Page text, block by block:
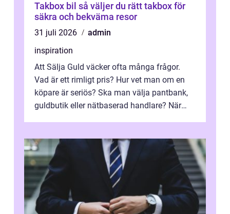
Takbox bil så väljer du rätt takbox för
säkra och bekväma resor
31 juli 2026
admin
inspiration
Att Sälja Guld väcker ofta många frågor.
Vad är ett rimligt pris? Hur vet man om en
köpare är seriös? Ska man välja pantbank,
guldbutik eller nätbaserad handlare? När